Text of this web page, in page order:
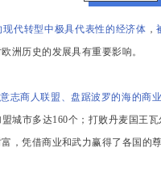
现代转型中极具代表性的经济体 ，
洲历史的发展具有重要影响。
志商人联盟、盘踞波罗的海的商
城市多达160个；打败丹麦国王
，凭借商业和武力赢得了各国的尊